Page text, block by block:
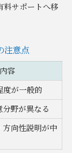
料サポートへ移
注意点
容
度が一般的
野が異なる
向性説明が中